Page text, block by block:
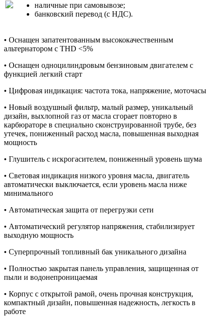
наличные при самовывозе;
банковский перевод (с НДС).
• Оснащен запатентованным высококачественным
альтернатором с THD <5%
• Оснащен одноцилиндровым бензиновым двигателем с
функцией легкий старт
• Цифровая индикация: частота тока, напряжение, моточасы
• Новый воздушный фильтр, малый размер, уникальный
дизайн, выхлопной газ от масла сгорает повторно в
карбюраторе в специально сконструированной трубе, без
утечек, пониженный расход масла, повышенная выходная
мощность
• Глушитель с искрогасителем, пониженный уровень шума
• Световая индикация низкого уровня масла, двигатель
автоматически выключается, если уровень масла ниже
минимального
• Автоматическая защита от перегрузки сети
• Автоматический регулятор напряжения, стабилизирует
выходную мощность
• Суперпрочный топливный бак уникального дизайна
• Полностью закрытая панель управления, защищенная от
пыли и водонепроницаемая
• Корпус с открытой рамой, очень прочная конструкция,
компактный дизайн, повышенная надежность, легкость в
работе